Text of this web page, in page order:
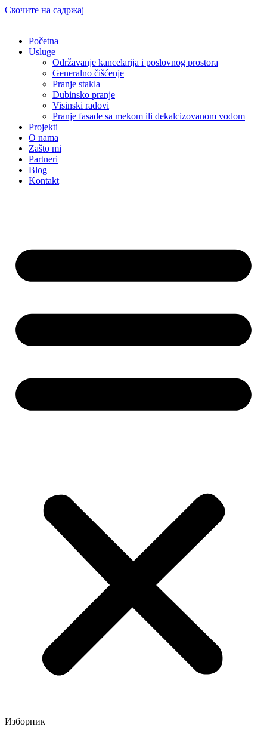
Скочите на садржај
Početna
Usluge
Održavanje kancelarija i poslovnog prostora
Generalno čišćenje
Pranje stakla
Dubinsko pranje
Visinski radovi
Pranje fasade sa mekom ili dekalcizovanom vodom
Projekti
O nama
Zašto mi
Partneri
Blog
Kontakt
Изборник